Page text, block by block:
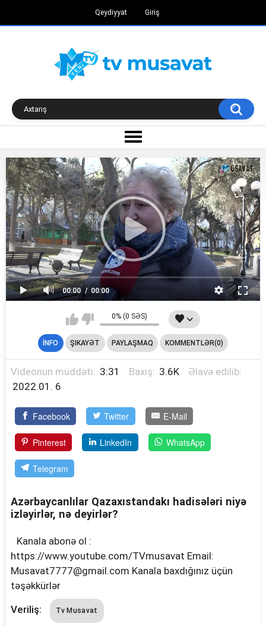
Qeydiyyat Giriş
00:00 00:00
0% (0 SƏS)
İNFO ŞIKAYƏT PAYLAŞMAQ KOMMENTLƏR(0)
Videonun müddəti: 3:31 Baxış: 3.6K
Əlavə edilib:
2022.01. 6
Facebook Twitter E-Mail
Pinterest LinkedIn WhatsApp
Telegram
Azərbaycanlılar Qazaxıstandakı hadisələri niyə
izləyirlər, nə deyirlər?
Kanala abonə ol :
https://www.youtube.com/TVmusavat Email:
Musavat7777@gmail.com Kanala baxdığınız üçün
təşəkkürlər
Veriliş: Tv Musavat